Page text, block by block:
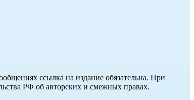
ссылка на издание обязательна. При
РФ об авторских и смежных правах.